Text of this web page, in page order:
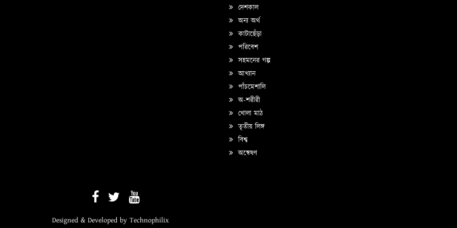
দেশকাল
অন্য অর্থ
কাটাছেঁড়া
পরিবেশ
সহমনের গল্প
আখ্যান
পাঁচমেশালি
অ-শরীরী
খোলা মাঠ
তৃতীয় লিঙ্গ
বিশ্ব
অন্বেষণ
Designed & Developed by Technophilix